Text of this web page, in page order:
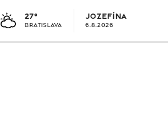
27°
BRATISLAVA
JOZEFÍNA
6.8.2026